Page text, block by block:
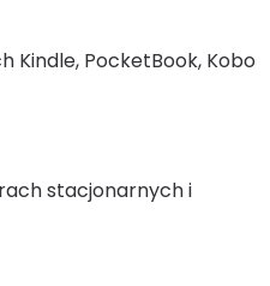
Kindle, PocketBook, Kobo
stacjonarnych i